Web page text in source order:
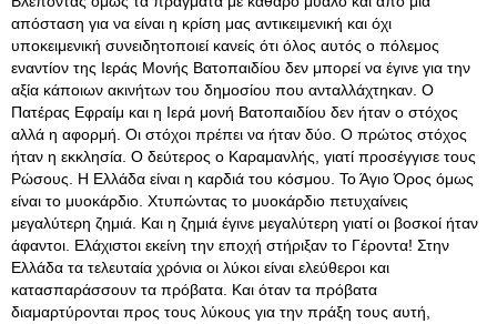
απόσταση για να είναι η κρίση μας αντικειμενική και όχι
υποκειμενική συνειδητοποιεί κανείς ότι όλος αυτός ο πόλεμος
εναντίον της Ιεράς Μονής Βατοπαιδίου δεν μπορεί να έγινε για την
αξία κάποιων ακινήτων του δημοσίου που ανταλλάχτηκαν. Ο
Πατέρας Εφραίμ και η Ιερά μονή Βατοπαιδίου δεν ήταν ο στόχος
αλλά η αφορμή. Οι στόχοι πρέπει να ήταν δύο. Ο πρώτος στόχος
ήταν η εκκλησία. Ο δεύτερος ο Καραμανλής, γιατί προσέγγισε τους
Ρώσους. Η Ελλάδα είναι η καρδιά του κόσμου. Το Άγιο Όρος όμως
είναι το μυοκάρδιο. Χτυπώντας το μυοκάρδιο πετυχαίνεις
μεγαλύτερη ζημιά. Και η ζημιά έγινε μεγαλύτερη γιατί οι βοσκοί ήταν
άφαντοι. Ελάχιστοι εκείνη την εποχή στήριξαν το Γέροντα! Στην
Ελλάδα τα τελευταία χρόνια οι λύκοι είναι ελεύθεροι και
κατασπαράσσουν τα πρόβατα. Και όταν τα πρόβατα
διαμαρτύρονται προς τους λύκους για την πράξη τους αυτή,